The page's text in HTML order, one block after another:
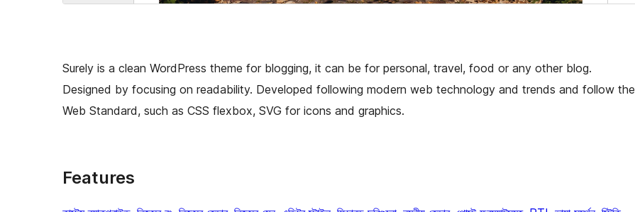
Surely is a clean WordPress theme for blogging, it can be for personal, travel, food or any other blog.
Designed by focusing on readability. Developed following modern web technology and trends and follow the
Web Standard, such as CSS flexbox, SVG for icons and graphics.
Features